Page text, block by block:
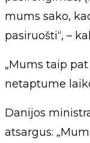
mums sako,
pasiruošti“, –
„Mums taip
netaptume
Danijos
atsargus: